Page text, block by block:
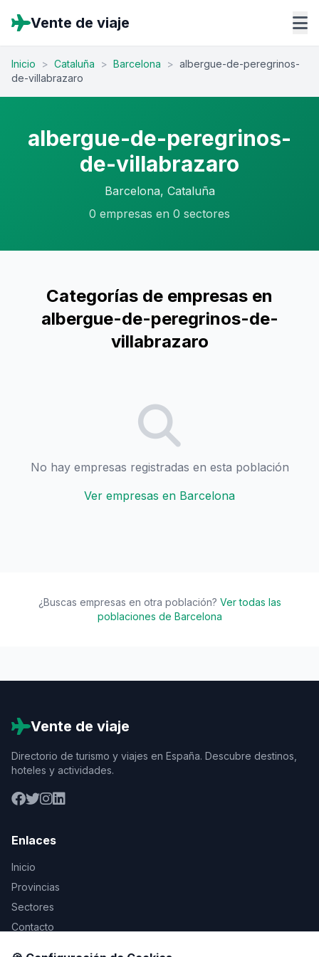
Vente de viaje
Inicio > Cataluña > Barcelona > albergue-de-peregrinos-
de-villabrazaro
albergue-de-peregrinos-
de-villabrazaro
Barcelona, Cataluña
0 empresas en 0 sectores
Categorías de empresas en
albergue-de-peregrinos-de-
villabrazaro
No hay empresas registradas en esta población
Ver empresas en Barcelona
¿Buscas empresas en otra población? Ver todas las
poblaciones de Barcelona
Vente de viaje
Directorio de turismo y viajes en España. Descubre destinos,
hoteles y actividades.
Enlaces
Inicio
Provincias
Sectores
Contacto